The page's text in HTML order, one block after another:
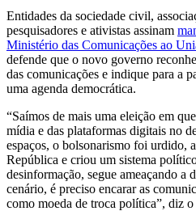
Entidades da sociedade civil,
pesquisadores e ativistas assinam
Ministério das Comunicações ao
defende que o novo governo
das comunicações e indique para a
uma agenda democrática.
“Saímos de mais uma eleição em
mídia e das plataformas digitais no
espaços, o bolsonarismo foi urdido,
República e criou um sistema
desinformação, segue ameaçando a
cenário, é preciso encarar as
como moeda de troca política”, diz o